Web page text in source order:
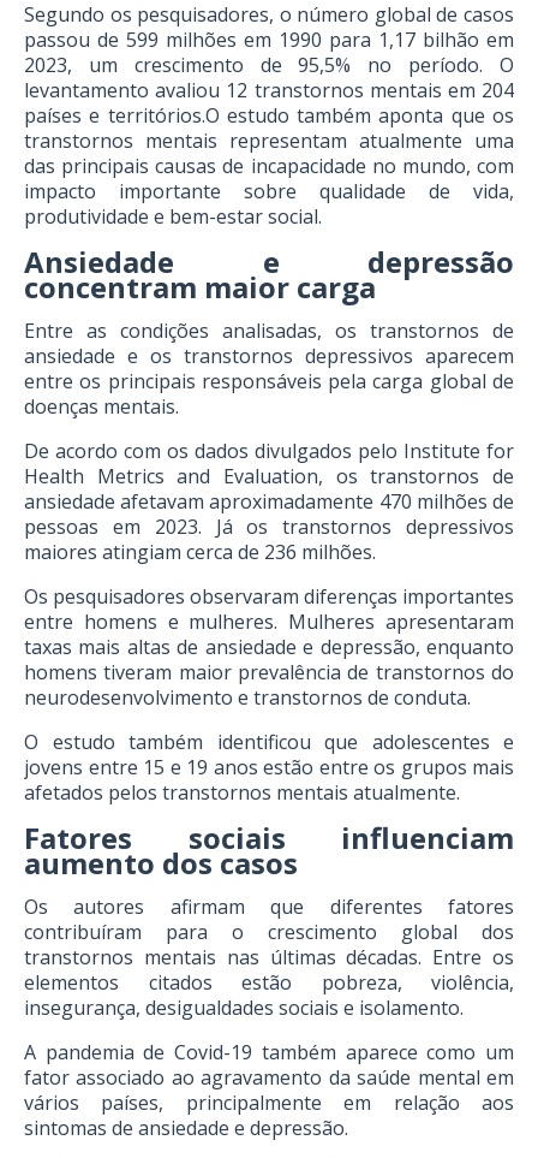
Segundo os pesquisadores, o número global de casos
passou de 599 milhões em 1990 para 1,17 bilhão em
2023, um crescimento de 95,5% no período. O
levantamento avaliou 12 transtornos mentais em 204
países e territórios.O estudo também aponta que os
transtornos mentais representam atualmente uma
das principais causas de incapacidade no mundo, com
impacto importante sobre qualidade de vida,
produtividade e bem-estar social.
Ansiedade e depressão
concentram maior carga
Entre as condições analisadas, os transtornos de
ansiedade e os transtornos depressivos aparecem
entre os principais responsáveis pela carga global de
doenças mentais.
De acordo com os dados divulgados pelo Institute for
Health Metrics and Evaluation, os transtornos de
ansiedade afetavam aproximadamente 470 milhões de
pessoas em 2023. Já os transtornos depressivos
maiores atingiam cerca de 236 milhões.
Os pesquisadores observaram diferenças importantes
entre homens e mulheres. Mulheres apresentaram
taxas mais altas de ansiedade e depressão, enquanto
homens tiveram maior prevalência de transtornos do
neurodesenvolvimento e transtornos de conduta.
O estudo também identificou que adolescentes e
jovens entre 15 e 19 anos estão entre os grupos mais
afetados pelos transtornos mentais atualmente.
Fatores sociais influenciam
aumento dos casos
Os autores afirmam que diferentes fatores
contribuíram para o crescimento global dos
transtornos mentais nas últimas décadas. Entre os
elementos citados estão pobreza, violência,
insegurança, desigualdades sociais e isolamento.
A pandemia de Covid-19 também aparece como um
fator associado ao agravamento da saúde mental em
vários países, principalmente em relação aos
sintomas de ansiedade e depressão.